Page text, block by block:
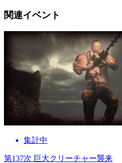
関連イベント
集計中
第137次 巨大クリーチャー襲来